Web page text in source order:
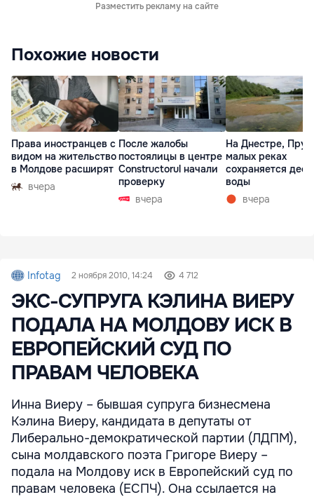
Разместить рекламу на сайте
Похожие новости
Права иностранцев с
видом на жительство
в Молдове расширят
вчера
После жалобы
постоялицы в центре
Constructorul начали
проверку
вчера
На Днестре,
малых реках
сохраняется
воды
вчера
Infotag 2 ноября 2010, 14:24 4 712
ЭКС-СУПРУГА КЭЛИНА ВИЕРУ
ПОДАЛА НА МОЛДОВУ ИСК В
ЕВРОПЕЙСКИЙ СУД ПО
ПРАВАМ ЧЕЛОВЕКА
Инна Виеру – бывшая супруга бизнесмена
Кэлина Виеру, кандидата в депутаты от
Либерально-демократической партии (ЛДПМ),
сына молдавского поэта Григоре Виеру –
подала на Молдову иск в Европейский суд по
правам человека (ЕСПЧ). Она ссылается на